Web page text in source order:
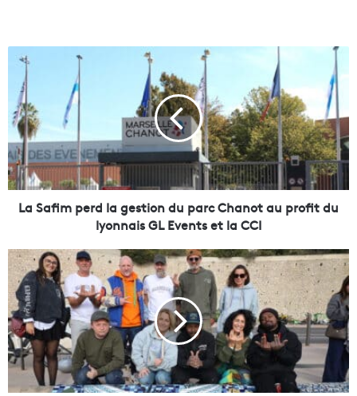
f
i
m
p
e
a
g
e
s
t
i
o
n
d
La Safim perd la gestion du parc Chanot au profit du
lyonnais GL Events et la CCI
U
n
e
n
o
u
v
l